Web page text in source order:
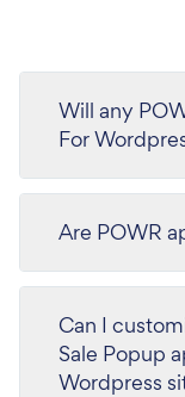
Will any
For
Are POWR
Can I
Sale Popup
Wordpress